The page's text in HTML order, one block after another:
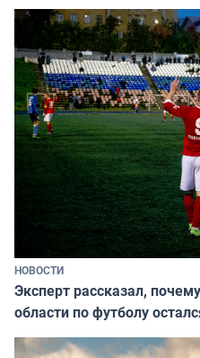
НОВОСТИ
Эксперт рассказал,
области по футболу